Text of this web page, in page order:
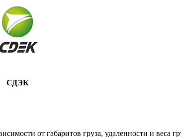
СДЭК
от габаритов груза, удаленности и веса